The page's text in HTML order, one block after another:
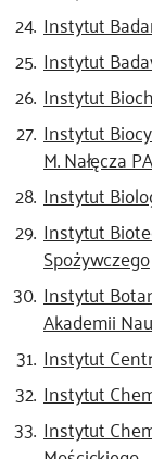
Instytut
Instytut
Instytut
Instytut
M. Nałęcza
Instytut
Instytut
Spożywczego
Instytut
Akademii
Instytut
Instytut
Instytut